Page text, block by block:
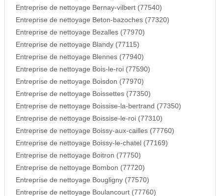
Entreprise de nettoyage Bernay-vilbert (77540)
Entreprise de nettoyage Beton-bazoches (77320)
Entreprise de nettoyage Bezalles (77970)
Entreprise de nettoyage Blandy (77115)
Entreprise de nettoyage Blennes (77940)
Entreprise de nettoyage Bois-le-roi (77590)
Entreprise de nettoyage Boisdon (77970)
Entreprise de nettoyage Boissettes (77350)
Entreprise de nettoyage Boissise-la-bertrand (77350)
Entreprise de nettoyage Boissise-le-roi (77310)
Entreprise de nettoyage Boissy-aux-cailles (77760)
Entreprise de nettoyage Boissy-le-chatel (77169)
Entreprise de nettoyage Boitron (77750)
Entreprise de nettoyage Bombon (77720)
Entreprise de nettoyage Bougligny (77570)
Entreprise de nettoyage Boulancourt (77760)